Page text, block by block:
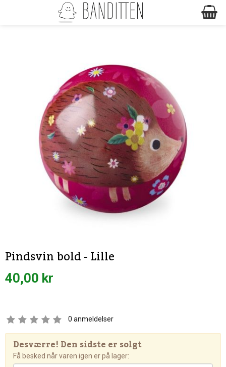
Pindsvin bold - Lille
40,00 kr
0 anmeldelser
Desværre! Den sidste er solgt
Få besked når varen igen er på lager: